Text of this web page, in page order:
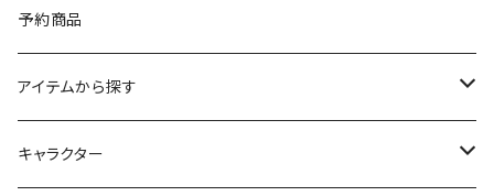
予約商品
アイテムから探す
九谷焼
キャラクター